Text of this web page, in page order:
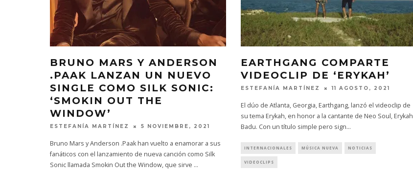
BRUNO MARS Y ANDERSON
.PAAK LANZAN UN NUEVO
SINGLE COMO SILK SONIC:
‘SMOKIN OUT THE
WINDOW’
ESTEFANÍA MARTÍNEZ 5 NOVIEMBRE, 2021
Bruno Mars y Anderson .Paak han vuelto a enamorar a sus
fanáticos con el lanzamiento de nueva canción como Silk
Sonic llamada Smokin Out the Window, que sirve ...
EARTHGANG COMPARTE
VIDEOCLIP DE ‘ERYKAH’
ESTEFANÍA MARTÍNEZ 11 AGOSTO, 2021
El dúo de Atlanta, Georgia, Earthgang, lanzó el videoclip de
su tema Erykah, en honor a la cantante de Neo Soul, Erykah
Badu. Con un título simple pero sign...
INTERNACIONALES MÚSICA NUEVA NOTICIAS
VIDEOCLIPS